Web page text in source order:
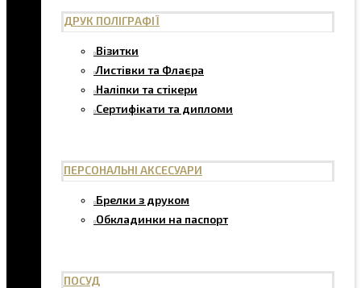
ДРУК ПОЛІГРАФІЇ
Візитки
Листівки та Флаєра
Наліпки та стікери
Сертифікати та дипломи
ПЕРСОНАЛЬНІ АКСЕСУАРИ
Брелки з друком
Обкладинки на паспорт
ПОСУД